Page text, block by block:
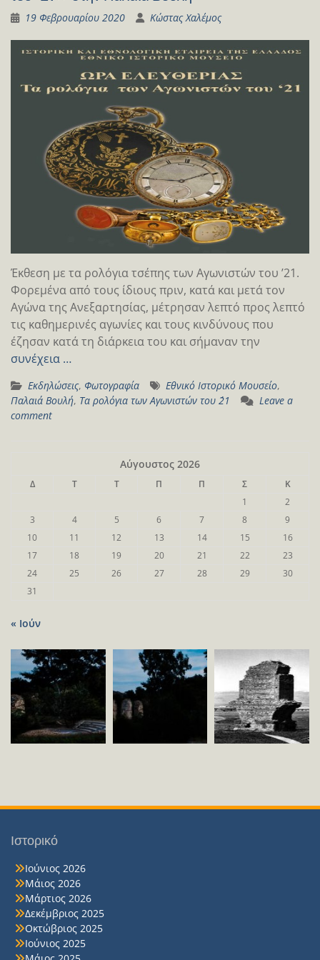
19 Φεβρουαρίου 2020 Κώστας Χαλέμος
Έκθεση με τα ρολόγια τσέπης των Αγωνιστών του ’21.
Φορεμένα από τους ίδιους πριν, κατά και μετά τον
Αγώνα της Ανεξαρτησίας, μέτρησαν λεπτό προς λεπτό
τις καθημερινές αγωνίες και τους κινδύνους που
έζησαν κατά τη διάρκεια του και σήμαναν την
συνέχεια …
Εκδηλώσεις, Φωτογραφία Εθνικό Ιστορικό Μουσείο,
Παλαιά Βουλή, Τα ρολόγια των Αγωνιστών του ΄21
Leave a
comment
Αύγουστος 2026
Δ Τ Τ Π Π Σ
Κ
1
2
3
4 5 6 7 8
9
10
11 12 13 14 15
16
17
18 19 20 21 22
23
24
25 26 27 28 29
30
31
« Ιούν
Ιστορικό
Ιούνιος 2026
Μάιος 2026
Μάρτιος 2026
Δεκέμβριος 2025
Οκτώβριος 2025
Ιούνιος 2025